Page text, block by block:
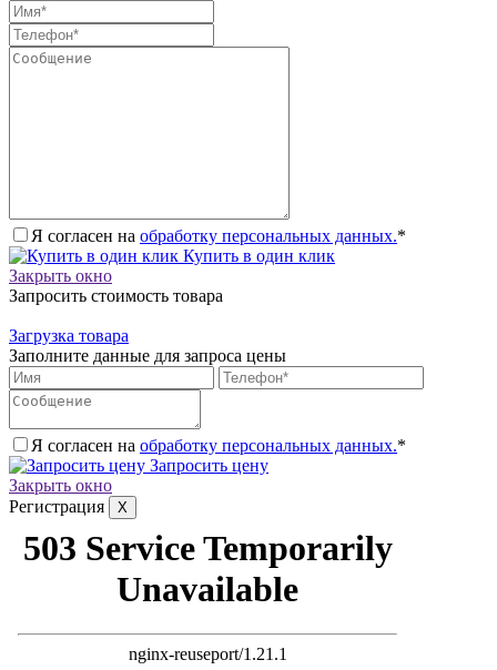
Я согласен на обработку персональных данных.*
Купить в один клик
Закрыть окно
Запросить стоимость товара
Загрузка товара
Заполните данные для запроса цены
Я согласен на обработку персональных данных.*
Запросить цену
Закрыть окно
Регистрация
X